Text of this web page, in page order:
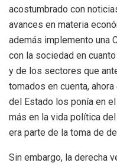
acostumbrado con
avances en materia
además implemento una
con la sociedad en
y de los sectores que
tomados en cuenta,
del Estado los ponía en
más en la vida política
era parte de la toma de
Sin embargo, la derecha